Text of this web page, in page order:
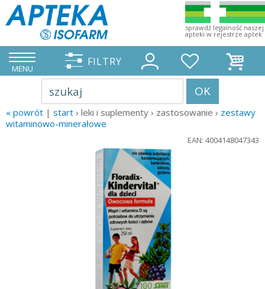
sprawdź legalność naszej
apteki w rejestrze aptek
MENU
FILTRY
szukaj OK
« powrót | start › leki i suplementy › zastosowanie › zestawy
witaminowo-minerałowe
EAN: 4004148047343